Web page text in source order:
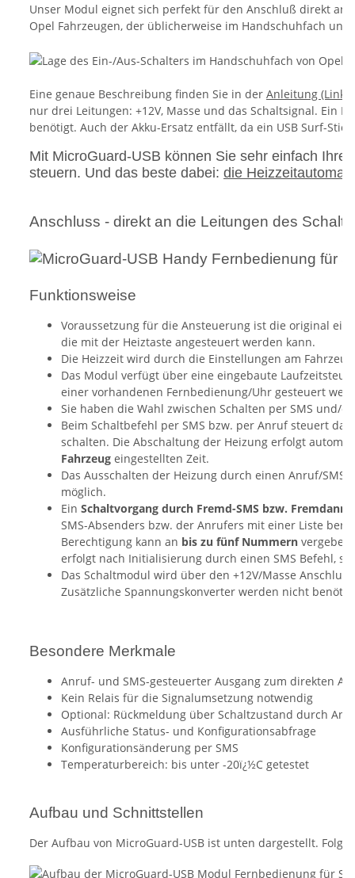
Unser Modul eignet sich perfekt für den Anschluß direkt an
Opel Fahrzeugen, der üblicherweise im Handschuhfach
Eine genaue Beschreibung finden Sie in der Anleitung (Link).
nur drei Leitungen: +12V, Masse und das Schaltsignal. Ein
benötigt. Auch der Akku-Ersatz entfällt, da ein USB Surf-
Mit MicroGuard-USB können Sie sehr einfach Ihre
steuern. Und das beste dabei: die
Anschluss - direkt an die Leitungen des
Funktionsweise
Voraussetzung für die Ansteuerung ist die original
die mit der Heiztaste angesteuert werden kann.
Die Heizzeit wird durch die Einstellungen am
Das Modul verfügt über eine eingebaute
einer vorhandenen Fernbedienung/Uhr gesteuert
Sie haben die Wahl zwischen Schalten per SMS und/
Beim Schaltbefehl per SMS bzw. per Anruf steuert
schalten. Die Abschaltung der Heizung erfolgt
Fahrzeug eingestellten Zeit.
Das Ausschalten der Heizung durch einen Anruf/
möglich.
Ein Schaltvorgang durch Fremd-SMS bzw.
SMS-Absenders bzw. der Anrufers mit einer Liste
Berechtigung kann an bis zu fünf Nummern
erfolgt nach Initialisierung durch einen SMS Befehl,
Das Schaltmodul wird über den +12V/Masse
Zusätzliche Spannungskonverter werden nicht
Besondere Merkmale
Anruf- und SMS-gesteuerter Ausgang zum direkten
Kein Relais für die Signalumsetzung notwendig
Optional: Rückmeldung über Schaltzustand durch
Ausführliche Status- und Konfigurationsabfrage
Konfigurationsänderung per SMS
Temperaturbereich: bis unter -20ï¿½C getestet
Aufbau und Schnittstellen
Der Aufbau von MicroGuard-USB ist unten dargestellt.